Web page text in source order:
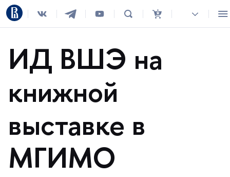
ИД ВШЭ на
книжной
ыставке
МГИМО